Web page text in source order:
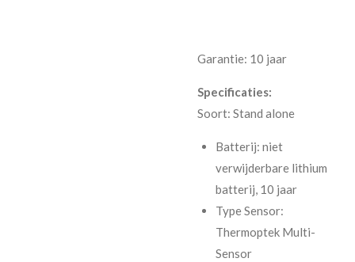
Garantie: 10 jaar
Specificaties:
Soort: Stand alone
Batterij: niet
verwijderbare lithium
batterij, 10 jaar
Type Sensor:
Thermoptek Multi-
Sensor